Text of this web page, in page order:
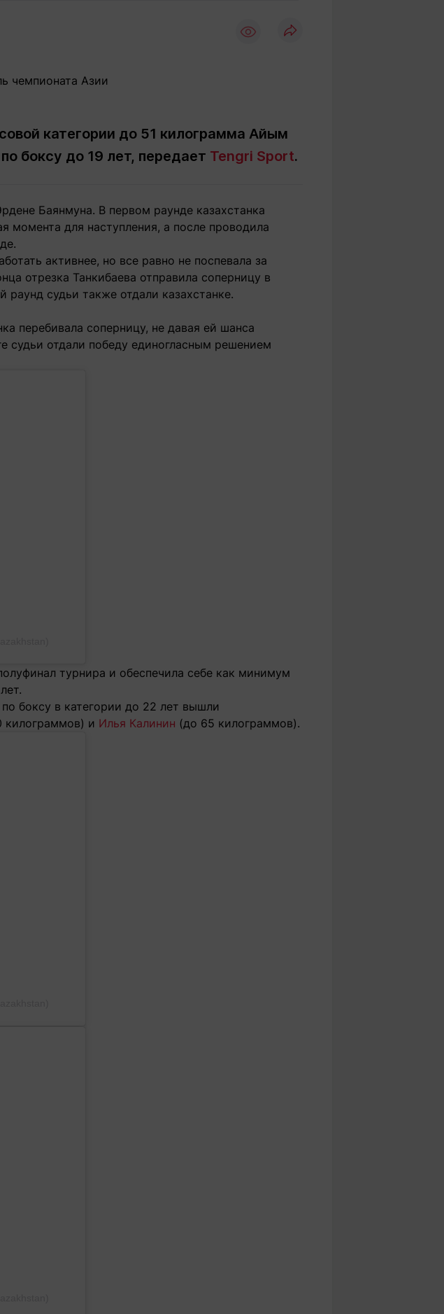
Спецпроекты
Учебные
Пресс-центр Светлая тема
Мы в социальных сетях
категории до 51 килограмма Айым
боксу до 19 лет, передает Tengri Sport.
Баянмуна. В первом раунде казахстанка
момента для наступления, а после проводила
активнее, но все равно не поспевала за
отрезка Танкибаева отправила соперницу в
судьи также отдали казахстанке.
перебивала соперницу, не давая ей шанса
судьи отдали победу единогласным решением
турнира и обеспечила себе как минимум
боксу в категории до 22 лет вышли
килограммов) и Илья Калинин (до 65 килограммов).